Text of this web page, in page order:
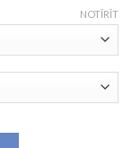
NOTĪRĪT